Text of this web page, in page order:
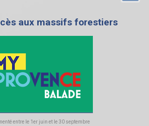
aux massifs forestiers
entre le 1er juin et le 30 septembre